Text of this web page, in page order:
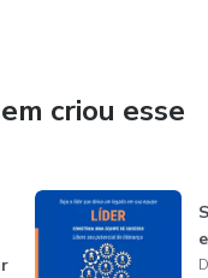
Ele acredita que
Donizeti Rocha
guiando aqueles
mas
criou esse